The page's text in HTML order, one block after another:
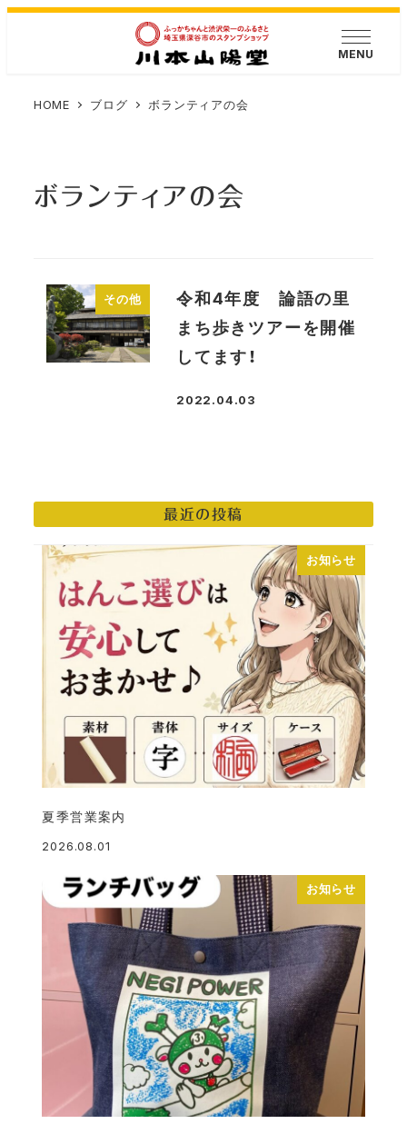
MENU
HOME ブログ ボランティアの会
ボランティアの会
その他
令和4年度 論語の里
まち歩きツアーを開催
してます！
投稿日
2022.04.03
最近の投稿
お知らせ
夏季営業案内
2026.08.01
お知らせ